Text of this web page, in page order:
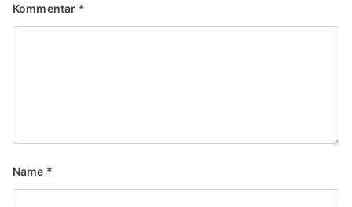
Kommentar *
Name *